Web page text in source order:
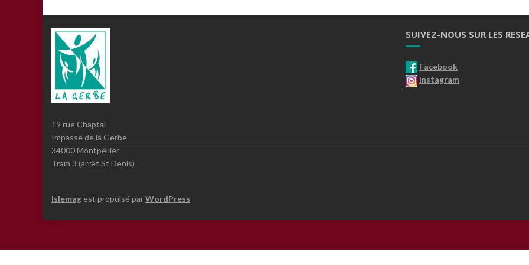
19 rue Chaptal
Impasse de la Gerbe
34000 Montpellier
Tram 3 (arrêt St Denis)
SUIVEZ-NOUS SUR LES
Facebook
Instagram
Islemag est propulsé parWordPress